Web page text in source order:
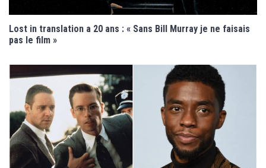
Lost in translation a 20 ans : « Sans Bill Murray je ne faisais
pas le film »